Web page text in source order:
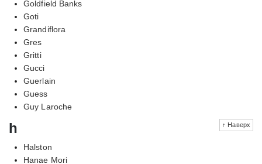
Goldfield Banks
Goti
Grandiflora
Gres
Gritti
Gucci
Guerlain
Guess
Guy Laroche
↑ Наверх
h
Halston
Hanae Mori